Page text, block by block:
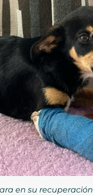
en su recuperación